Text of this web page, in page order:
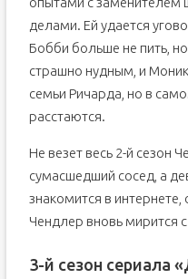
делами. Ей удается
Бобби больше не пить,
страшно нудным, и
семьи Ричарда, но в
расстаются.
Не везет весь 2-й сезон
сумасшедший сосед, а
знакомится в
Чендлер вновь мирится
3-й сезон сериала